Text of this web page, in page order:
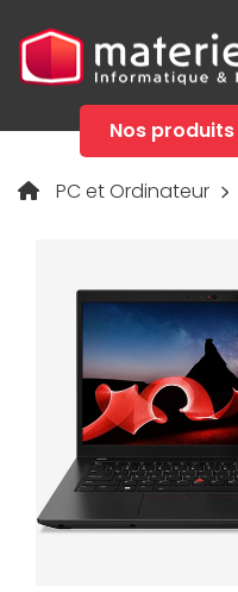
Nos produits
PC et Ordinateur